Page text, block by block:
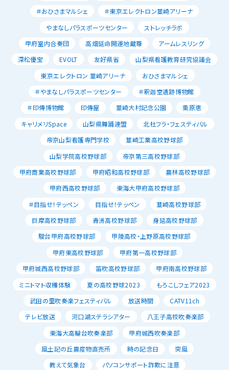
＃おひさまマルシェ
＃東京エレクトロン韮崎アリーナ
やまなしパラスポーツセンター
ストレッチラボ
甲府室内合奏団
高畑延命開運地蔵尊
アームレスリング
深松優宝
EVOLT 友好県省
山梨県看護教育研究協議会
東京エレクトロン 韮崎アリーナ
おひさまマルシェ
＃やまなしパラスポーツセンター
＃釈迦堂遺跡博物館
＃印傳博物館
印傳屋 韮崎大村記念公園
栗原恵
キャリメリSpace
山梨県舞踊連盟
北杜フラ・フェスティバル
帝京山梨看護専門学校
韮崎工業高校野球部
山梨学院高校野球部
帝京第三高校野球部
甲府商業高校野球部
甲府昭和高校野球部
農林高校野球部
甲府西高校野球部
東海大甲府高校野球部
＃目指せ！テッペン
目指せ！テッペン
韮崎高校野球部
巨摩高校野球部
青洲高校野球部
身延高校野球部
駿台甲府高校野球部
甲陵高校・上野原高校野球部
甲府東高校野球部
甲府第一高校野球部
甲府城西高校野球部
笛吹高校野球部
甲府南高校野球部
ミニトマト収穫体験
夏の高校野球2023
もろこしフェア2023
武田の里吹奏楽フェスティバル
放送時間
CATV11ch
テレビ放送
河口湖ステラシアター
八王子高校吹奏楽部
東海大高輪台吹奏楽部
甲府城西吹奏楽部
風土記の丘農産物直売所
時の記念日
突風
教えて気象台
パソコンサポート詐欺に注意